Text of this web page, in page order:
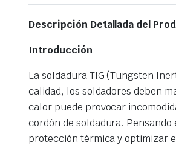
Descripción Detallada del
Introducción
La soldadura TIG (Tungsten
calidad, los soldadores deben
calor puede provocar
cordón de soldadura.
protección térmica y optimizar